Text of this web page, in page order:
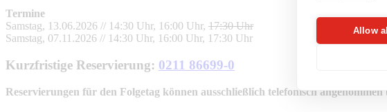
Termine
Samstag, 13.06.2026 // 14:30 Uhr, 16:00 Uhr, 17:30 Uhr
Samstag, 07.11.2026 // 14:30 Uhr, 16:00 Uhr, 17:30 Uhr
Kurzfristige Reservierung: 0211 86699-0
Reservierungen für den Folgetag können ausschließlich telefonisch
Allow